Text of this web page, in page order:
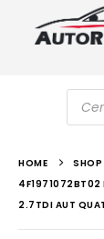
HOME SHOP
4F1971072BT02
2.7TDI AUT